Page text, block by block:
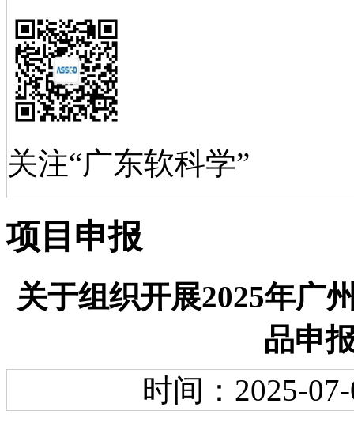
关注“广东软科学”
项目申报
关于组织开展2025年广
品申
时间：2025-